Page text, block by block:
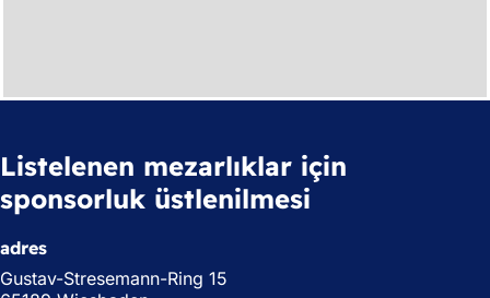
Listelenen mezarlıklar için
sponsorluk üstlenilmesi
adres
Gustav-Stresemann-Ring 15